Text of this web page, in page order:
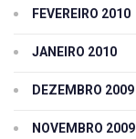
FEVEREIRO 2010
JANEIRO 2010
DEZEMBRO 2009
NOVEMBRO 2009